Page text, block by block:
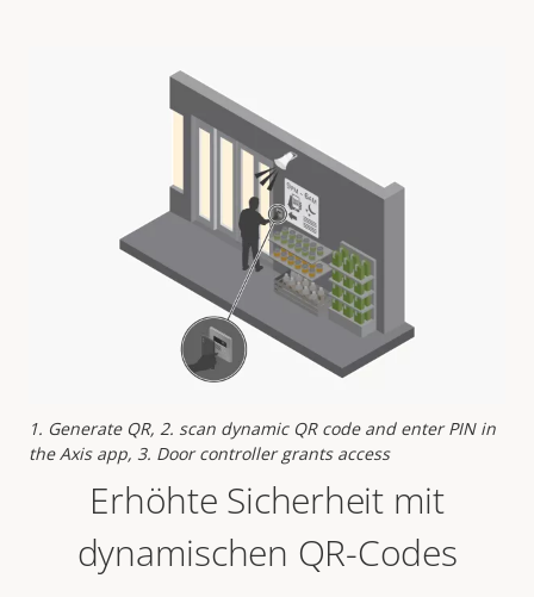
1. Generate QR, 2. scan dynamic QR code and enter PIN in
the Axis app, 3. Door controller grants access
Erhöhte Sicherheit mit
dynamischen QR-Codes